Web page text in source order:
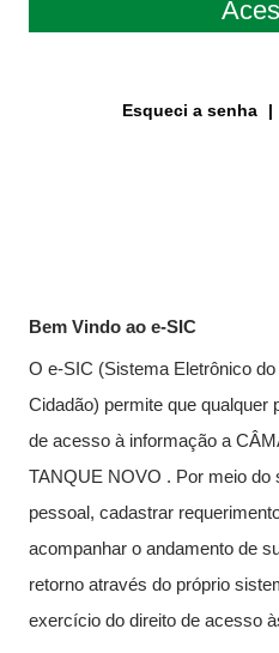
Fale conosco
Nome*
E-mail*
Cidade/Estado
Assunto*
Esqueci a senha |
Bem Vindo ao e-SIC
O e-SIC (Sistema Eletrônico
Cidadão) permite que qualquer
de acesso à informação a
TANQUE NOVO . Por meio do
pessoal, cadastrar
acompanhar o andamento de
retorno através do próprio
exercício do direito de acesso